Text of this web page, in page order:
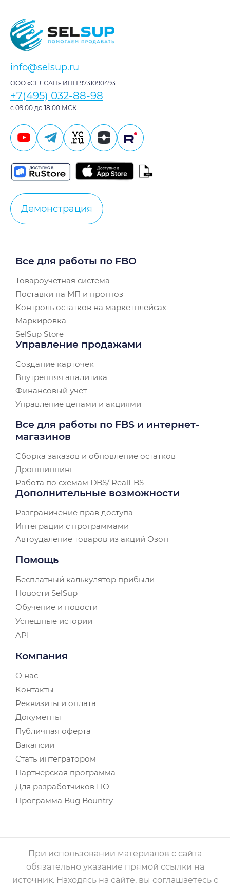
info@selsup.ru
ООО «СЕЛСАП» ИНН 9731090493
+7(495) 032-88-98
с 09:00 до 18:00 МСК
Демонстрация
Все для работы по FBO
Товароучетная система
Поставки на МП и прогноз
Контроль остатков на маркетплейсах
Маркировка
SelSup Store
Управление продажами
Создание карточек
Внутренняя аналитика
Финансовый учет
Управление ценами и акциями
Все для работы по FBS и интернет-
магазинов
Сборка заказов и обновление остатков
Дропшиппинг
Работа по схемам DBS/ RealFBS
Дополнительные возможности
Разграничение прав доступа
Интеграции с программами
Автоудаление товаров из акций Озон
Помощь
Бесплатный калькулятор прибыли
Новости SelSup
Обучение и новости
Успешные истории
API
Компания
О нас
Контакты
Реквизиты и оплата
Документы
Публичная оферта
Вакансии
Стать интегратором
Партнерская программа
Для разработчиков ПО
Программа Bug Bountry
При использовании материалов с сайта
обязательно указание прямой ссылки на
источник. Находясь на сайте, вы соглашаетесь с